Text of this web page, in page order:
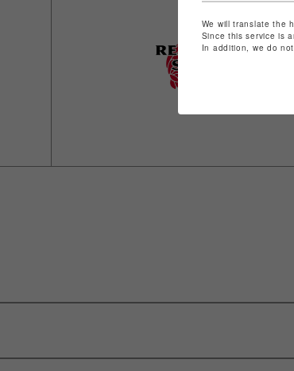
We will translate the
Since this service is
In addition, we do